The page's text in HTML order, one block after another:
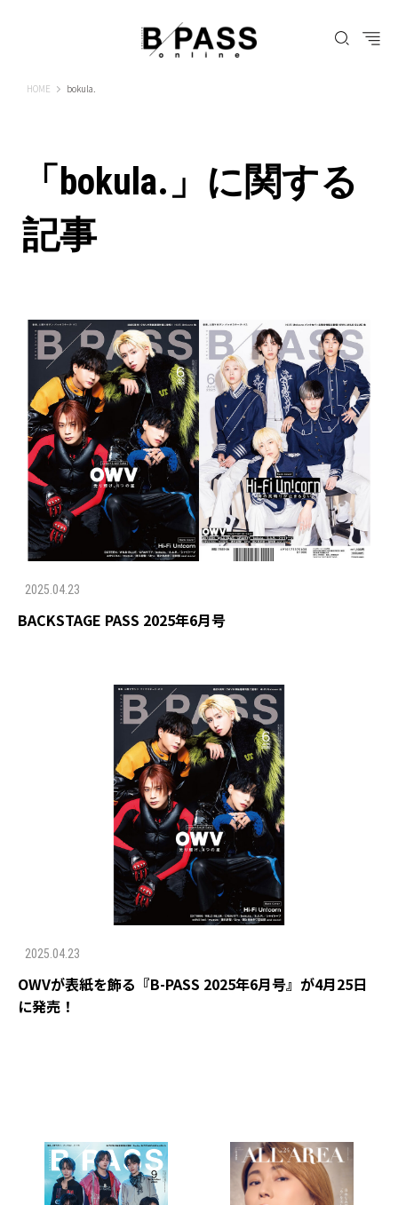
HOME B-PASS ONLINE
bokula.
「bokula.」に関する
記事
2025.04.23
BACKSTAGE PASS 2025年6月号
2025.04.23
OWVが表紙を飾る『B-PASS 2025年6月号』が4月25日
に発売！